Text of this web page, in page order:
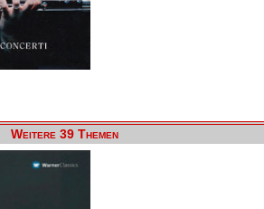
Weitere 39 Themen